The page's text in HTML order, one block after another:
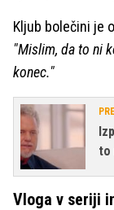
Kljub bolečini je
"Mislim, da to ni
konec."
to
Vloga v seriji